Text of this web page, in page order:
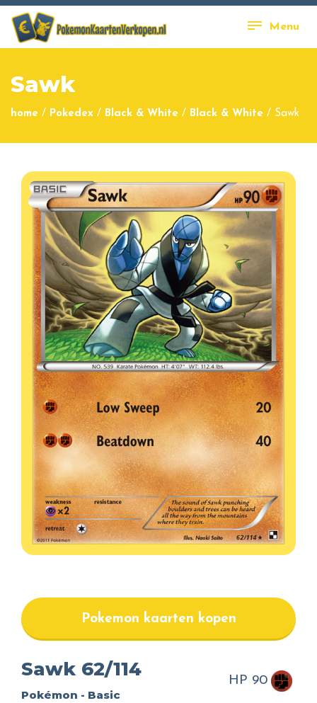
Menu
Sawk
home / Pokedex / Black & White / Black & White / Sawk
Pokemon kaarten kopen
Sawk 62/114
Pokémon - Basic
HP 90